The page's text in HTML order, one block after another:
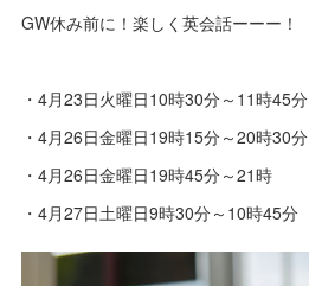
GW休み前に！楽しく英会話ーーー！
・4月23日火曜日10時30分～11時45分
・4月26日金曜日19時15分～20時30分
・4月26日金曜日19時45分～21時
・4月27日土曜日9時30分～10時45分